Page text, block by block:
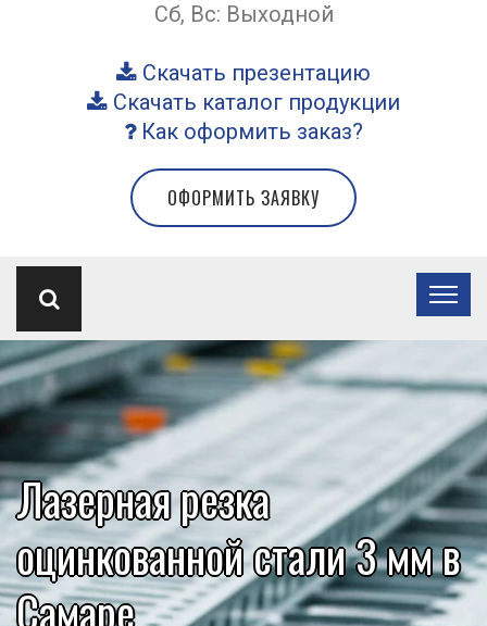
Сб, Вс: Выходной
Скачать презентацию
Скачать каталог продукции
Как оформить заказ?
ОФОРМИТЬ ЗАЯВКУ
Лазерная резка
оцинкованной стали 3 мм в
Самаре